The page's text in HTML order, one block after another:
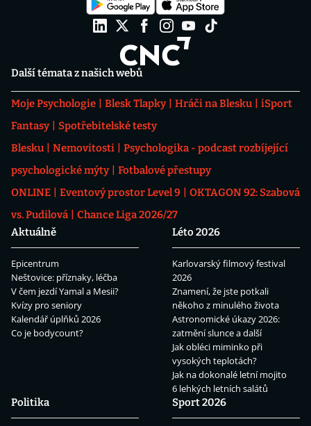
Další témata z našich webů
Moje Psychologie Blesk Tlapky Hráči na Blesku
iSport
Fantasy
Spotřebitelské testy
Blesku
Nemovitosti
Psychologika - podcast rozbíjející
psychologické mýty
Fotbalové přestupy
ONLINE
Eventový prostor Level 9
OKTAGON 92: Szabová
vs. Pudilová
Chance Liga 2026/27
Aktuálně
Epicentrum
Neštovice: příznaky, léčba
V čem jezdí Yamal a Mesii?
Kvízy pro seniory
Kalendář úplňků 2026
Co je bodycount?
Léto 2026
Karlovarský filmový festival
2026
Znamení, že jste potkali
někoho z minulého života
Astronomické úkazy 2026:
zatmění slunce a další
Jak obléci miminko při
vysokých teplotách?
Jak na dokonalé letní mojito
6 lehkých letních salátů
Politika
Sport 2026